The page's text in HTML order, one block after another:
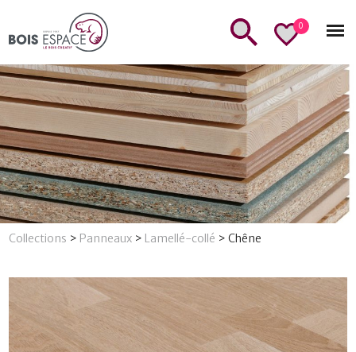
0
Collections > Panneaux > Lamellé-collé > Chêne